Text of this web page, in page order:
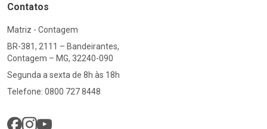
Contatos
Matriz - Contagem
BR-381, 2111 – Bandeirantes,
Contagem – MG, 32240-090
Segunda a sexta de 8h às 18h
Telefone: 0800 727 8448